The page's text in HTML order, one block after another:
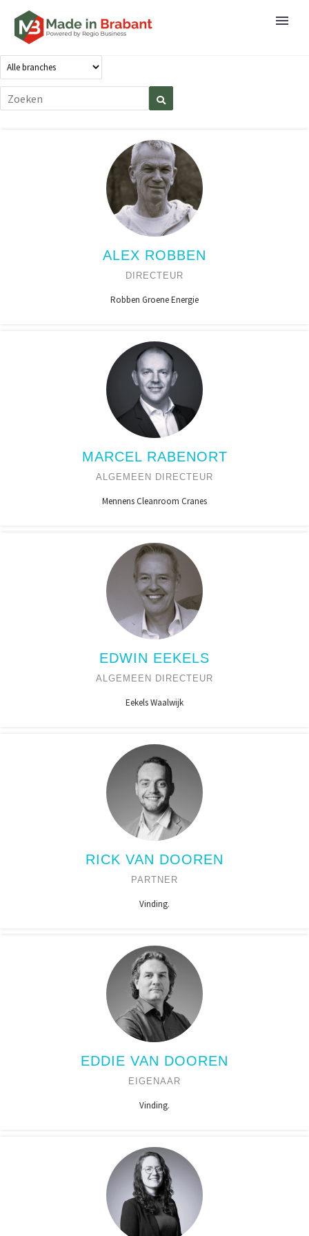
ALEX ROBBEN
DIRECTEUR
Robben Groene Energie
MARCEL RABENORT
ALGEMEEN DIRECTEUR
Mennens Cleanroom Cranes
EDWIN EEKELS
ALGEMEEN DIRECTEUR
Eekels Waalwijk
RICK VAN DOOREN
PARTNER
Vinding.
EDDIE VAN DOOREN
EIGENAAR
Vinding.